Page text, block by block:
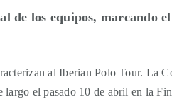
de los equipos, marcando
al Iberian Polo Tour. La
el pasado 10 de abril en la